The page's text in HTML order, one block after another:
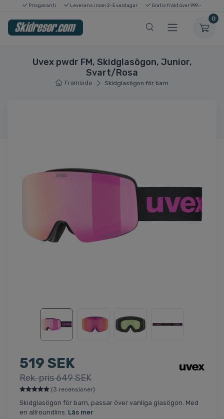
Prisgaranti Leverans inom 2-5 vardagar Gratis frakt över 999:-
0
Uvex pwdr FM, Skidglasögon, Junior,
Svart/Rosa
Framsida Skidglasögon för barn
519 SEK
Rek. pris 649 SEK
(3 recensioner)
Skidglasögon för barn, passar över vanliga glasögon. Med
en allroundlins. Läs mer